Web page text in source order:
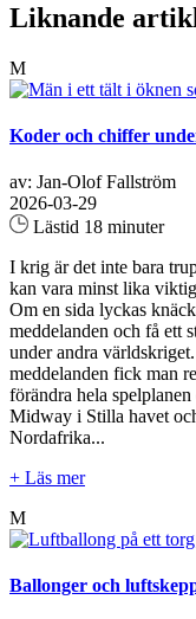
Liknande
M
Koder och chiffer
av: Jan-Olof Fallström
2026-03-29
Lästid 18 minuter
I krig är det inte bara
kan vara minst lika
Om en sida lyckas
meddelanden och få ett
under andra
meddelanden fick man
förändra hela
Midway i Stilla havet
Nordafrika...
+ Läs mer
M
Ballonger och